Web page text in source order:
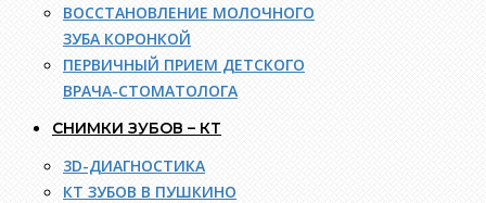
ВОССТАНОВЛЕНИЕ МОЛОЧНОГО
ЗУБА КОРОНКОЙ
ПЕРВИЧНЫЙ ПРИЕМ ДЕТСКОГО
ВРАЧА-СТОМАТОЛОГА
СНИМКИ ЗУБОВ – КТ
3D-ДИАГНОСТИКА
КТ ЗУБОВ В ПУШКИНО